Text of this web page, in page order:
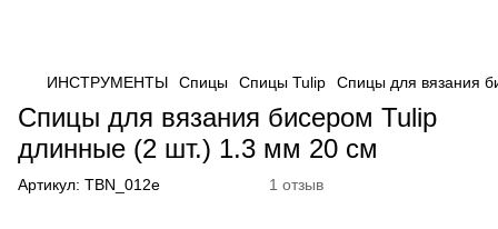
ИНСТРУМЕНТЫ Спицы Спицы Tulip Спицы для вязания
Спицы для вязания бисером Tulip
длинные (2 шт.) 1.3 мм 20 см
Артикул: TBN_012e 1 отзыв